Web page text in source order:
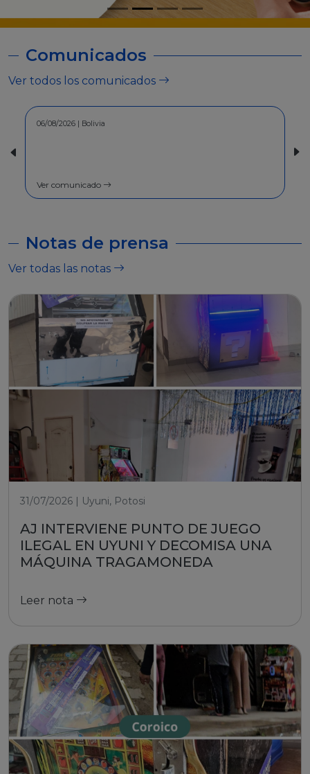
Comunicados
Ver todos los comunicados
30/07/2026 | Bolivia
Ver comunicado
Notas de prensa
Ver todas las notas
31/07/2026 | Uyuni, Potosi
AJ INTERVIENE PUNTO DE JUEGO
ILEGAL EN UYUNI Y DECOMISA UNA
MÁQUINA TRAGAMONEDA
Leer nota